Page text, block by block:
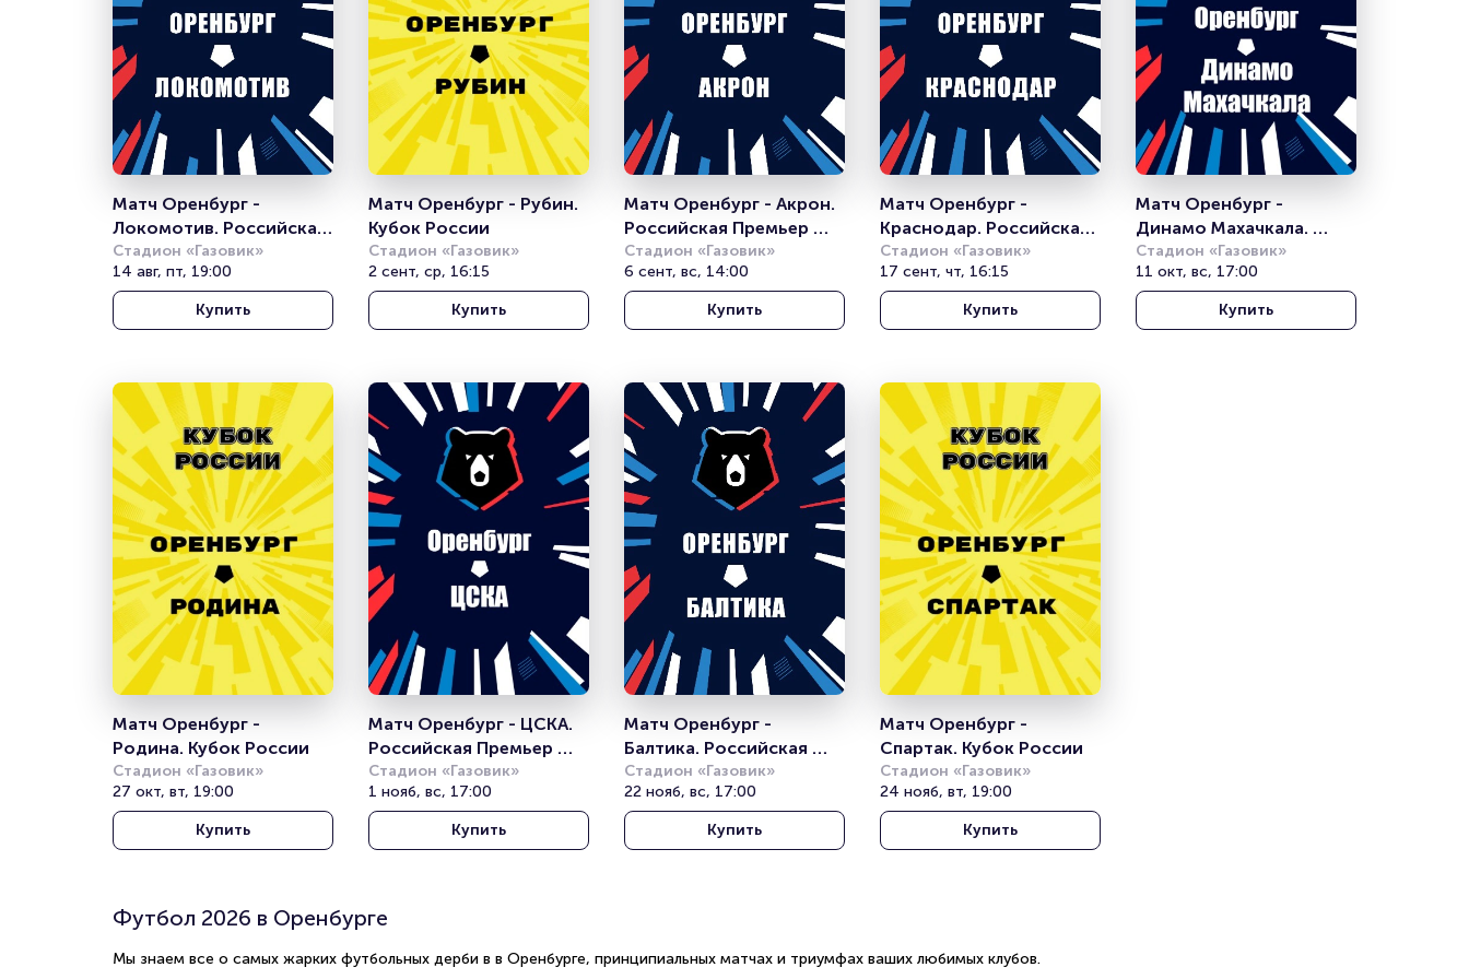
Матч Оренбург -
Локомотив. Российская
Премьер Лига
Стадион «Газовик»
14 авг, пт, 19:00
Купить
Матч Оренбург - Рубин.
Кубок России
Стадион «Газовик»
2 сент, ср, 16:15
Купить
Матч Оренбург - Акрон.
Российская Премьер
Лига
Стадион «Газовик»
6 сент, вс, 14:00
Купить
Матч Оренбург -
Краснодар. Российская
Премьер Лига
Стадион «Газовик»
17 сент, чт, 16:15
Купить
Матч Оренбург -
Динамо Махачкала.
Российская Премьер
Лига
Стадион «Газовик»
11 окт, вс, 17:00
Купить
Матч Оренбург -
Родина. Кубок России
Стадион «Газовик»
27 окт, вт, 19:00
Купить
Матч Оренбург - ЦСКА.
Российская Премьер
Лига
Стадион «Газовик»
1 нояб, вс, 17:00
Купить
Матч Оренбург -
Балтика. Российская
Премьер Лига
Стадион «Газовик»
22 нояб, вс, 17:00
Купить
Матч Оренбург -
Спартак. Кубок России
Стадион «Газовик»
24 нояб, вт, 19:00
Купить
Футбол 2026 в Оренбурге
Мы знаем все о самых жарких футбольных дерби в в Оренбурге, принципиальных матчах и триумфах ваших любимых клубов.